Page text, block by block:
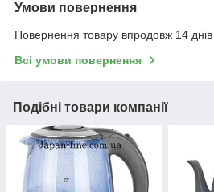
Умови повернення
Повернення товару впродовж 14
Всі умови повернення
Подібні товари компанії